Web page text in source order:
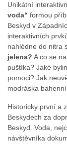
Unikátní
voda“ formou
Beskyd v
interaktivních
nahlédne do nitra
jelena? A co se
puštíka? Jaké
pomoci? Jak
modráska
Historicky první a
Beskydech za
Beskyd. Voda,
návštěvníka